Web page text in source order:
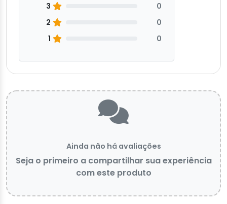
3
0
2
0
1
0
Ainda não há avaliações
Seja o primeiro a compartilhar sua experiência
com este produto